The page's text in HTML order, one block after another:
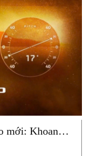
mới: Khoang
gầm với